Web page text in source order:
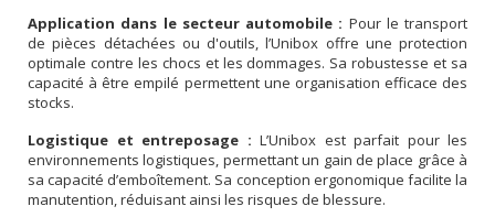
Application dans le secteur automobile : Pour le transport
de pièces détachées ou d'outils, l’Unibox offre une protection
optimale contre les chocs et les dommages. Sa robustesse et sa
capacité à être empilé permettent une organisation efficace des
stocks.
Logistique et entreposage : L’Unibox est parfait pour les
environnements logistiques, permettant un gain de place grâce à
sa capacité d’emboîtement. Sa conception ergonomique facilite la
manutention, réduisant ainsi les risques de blessure.